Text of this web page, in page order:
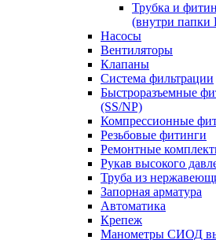
Трубка и
(внутри
Насосы
Вентиляторы
Клапаны
Система фильтрации
Быстроразъемные
(SS/NP)
Компрессионные
Резьбовые фитинги
Ремонтные
Рукав высокого
Труба из
Запорная арматура
Автоматика
Крепеж
Манометры СИОД